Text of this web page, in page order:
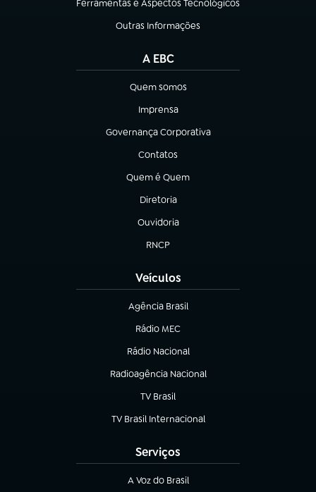
Ferramentas e Aspectos Tecnológicos
(abre em nova aba)
Outras Informações
(abre em nova aba)
A EBC
Quem somos
(abre em nova aba)
Imprensa
(abre em nova aba)
Governança Corporativa
(abre em nova aba)
Contatos
(abre em nova aba)
Quem é Quem
(abre em nova aba)
Diretoria
(abre em nova aba)
Ouvidoria
(abre em nova aba)
RNCP
(abre em nova aba)
Veículos
Agência Brasil
(abre em nova aba)
Rádio MEC
(abre em nova aba)
Rádio Nacional
Radioagência Nacional
(abre em nova aba)
TV Brasil
(abre em nova aba)
TV Brasil Internacional
(abre em nova aba)
Serviços
A Voz do Brasil
(abre em nova aba)